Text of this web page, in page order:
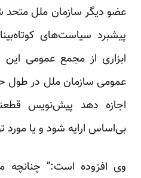
عضو دیگر سازمان ملل
پیشبرد سیاست‌های
ابزاری از مجمع عمومی این
عمومی سازمان ملل در طول
اجازه دهد پیش‌نویس
بی‌اساس ارایه شود و یا مورد
وی افزوده است:” چنانچه